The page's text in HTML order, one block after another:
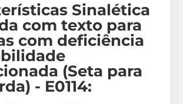
Sinalética
com texto para
com deficiência
(Seta para
- E0114: